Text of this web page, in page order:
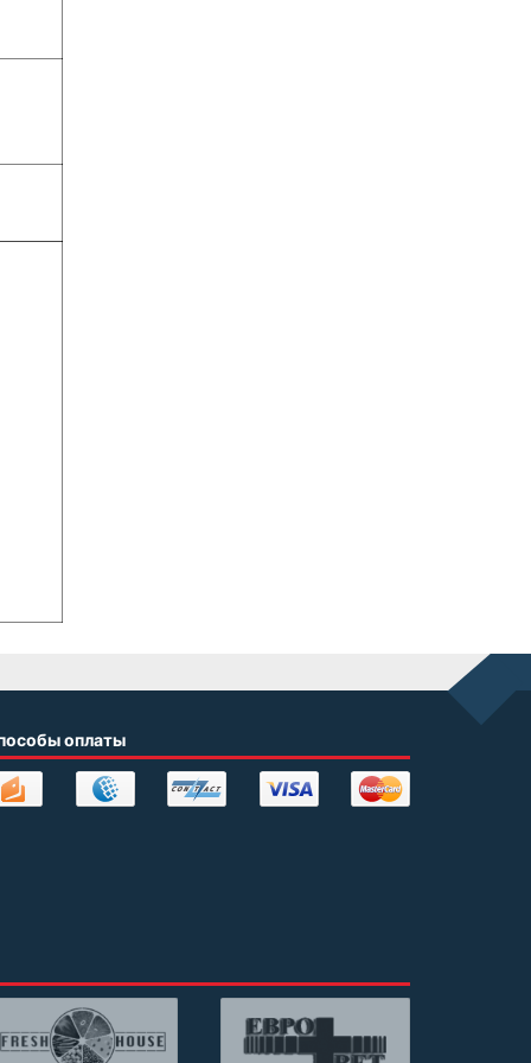
оплаты